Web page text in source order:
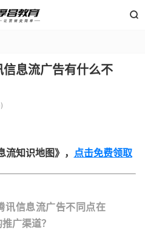

息流广告有什么不
知识地图》， 点击免费领取
讯信息流广告不同点在
广渠道？